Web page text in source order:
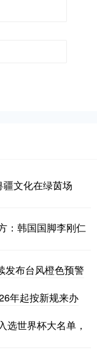
疆文化在绿茵场
：韩国国脚李刚仁
发布台风橙色预警
年起按新规来办
选世界杯大名单，